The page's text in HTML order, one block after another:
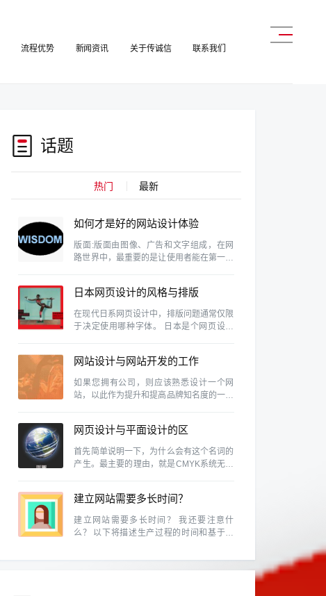
流程优势 新闻资讯 关于传诚信 联系我们
话题
热门 最新
如何才是好的网站设计体验
版面:版面由图像、广告和文字组成，在网
路世界中，最重要的是让使用者能在第一眼
日本网页设计的风格与排版
特色研究
在现代日系网页设计中，排版问题通常仅限
于决定使用哪种字体。 日本是个网页设计
也是视觉设计素养相当高的国家，因此日本
的网页设计的具有参考价值
网站设计与网站开发的工作
内容及区别有那些？
如果您拥有公司，则应该熟悉设计一个网
站，以此作为提升和提高品牌知名度的一种
网页设计与平面设计的区
别。
首先简单说明一下，为什么会有这个名词的
产生。最主要的理由，就是CMYK系统无法
颜色，在CMYK中是表示不出来的。
建立网站需要多长时间？
建立网站需要多长时间？ 我还要注意什
么？ 以下将描述生产过程的时间和基于常